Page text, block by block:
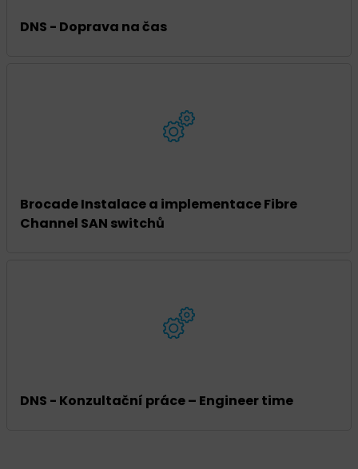
DNS - Doprava na čas
Brocade Instalace a implementace Fibre
Channel SAN switchů
DNS - Konzultační práce – Engineer time